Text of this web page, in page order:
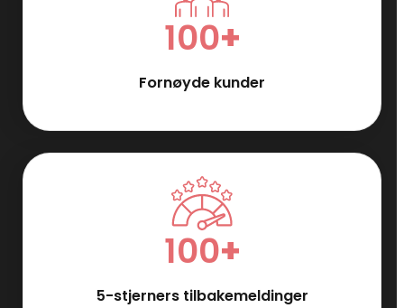
100+
Fornøyde kunder
100+
5-stjerners tilbakemeldinger